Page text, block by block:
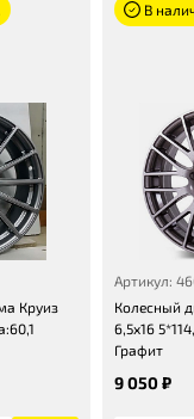
Круиз
В
Артикул:
Колесный
6,5x16
Графит
9 050 ₽